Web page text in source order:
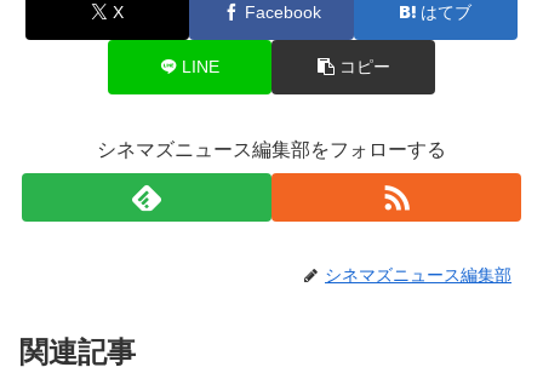
X Facebook はてブ
LINE コピー
シネマズニュース編集部をフォローする
シネマズニュース編集部
関連記事